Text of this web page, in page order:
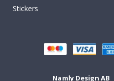
Stickers
Namly Design AB